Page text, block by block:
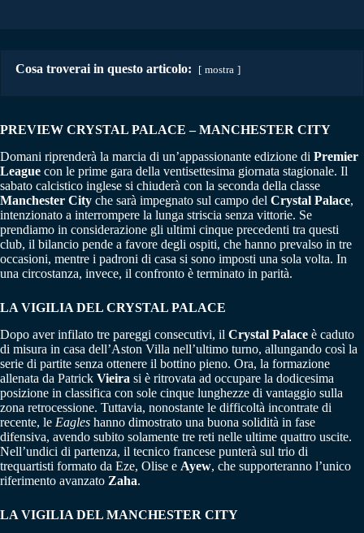
Cosa troverai in questo articolo: mostra
PREVIEW CRYSTAL PALACE – MANCHESTER CITY
Domani riprenderà la marcia di un’appassionante edizione di Premier
League con le prime gara della ventisettesima giornata stagionale. Il
sabato calcistico inglese si chiuderà con la seconda della classe
Manchester City che sarà impegnato sul campo del Crystal Palace,
intenzionato a interrompere la lunga striscia senza vittorie. Se
prendiamo in considerazione gli ultimi cinque precedenti tra questi
club, il bilancio pende a favore degli ospiti, che hanno prevalso in tre
occasioni, mentre i padroni di casa si sono imposti una sola volta. In
una circostanza, invece, il confronto è terminato in parità.
LA VIGILIA DEL CRYSTAL PALACE
Dopo aver infilato tre pareggi consecutivi, il Crystal Palace è caduto
di misura in casa dell’Aston Villa nell’ultimo turno, allungando così la
serie di partite senza ottenere il bottino pieno. Ora, la formazione
allenata da Patrick Vieira si è ritrovata ad occupare la dodicesima
posizione in classifica con sole cinque lunghezze di vantaggio sulla
zona retrocessione. Tuttavia, nonostante le difficoltà incontrate di
recente, le Eagles hanno dimostrato una buona solidità in fase
difensiva, avendo subito solamente tre reti nelle ultime quattro uscite.
Nell’undici di partenza, il tecnico francese punterà sul trio di
trequartisti formato da Eze, Olise e Ayew, che supporteranno l’unico
riferimento avanzato Zaha.
LA VIGILIA DEL MANCHESTER CITY